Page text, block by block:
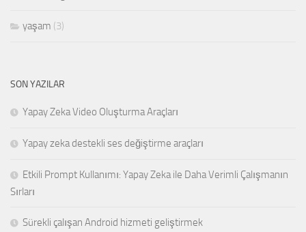
yaşam (3)
SON YAZILAR
Yapay Zeka Video Oluşturma Araçları
Yapay zeka destekli ses değiştirme araçları
Etkili Prompt Kullanımı: Yapay Zeka ile Daha Verimli Çalışmanın
Sırları
Sürekli çalışan Android hizmeti geliştirmek